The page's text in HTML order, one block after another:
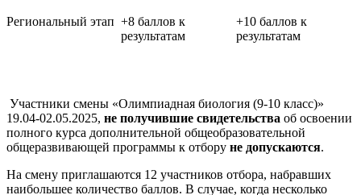
Региональный этап +8 баллов к
результатам
+10 баллов к
результатам
Участники смены «Олимпиадная биология (9-10 класс)»
19.04-02.05.2025, не получившие свидетельства об освоении
полного курса дополнительной общеобразовательной
общеразвивающей программы к отбору не допускаются.
На смену приглашаются 12 участников отбора, набравших
наибольшее количество баллов. В случае, когда несколько